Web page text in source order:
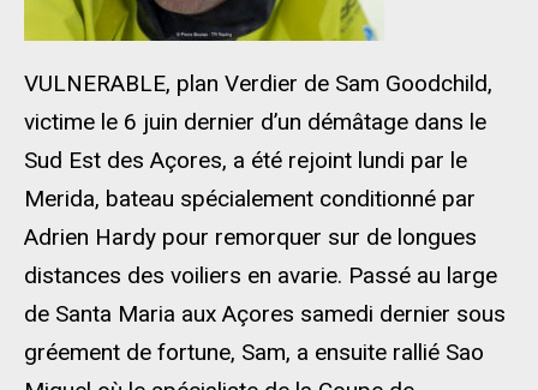
VULNERABLE, plan Verdier de Sam Goodchild,
victime le 6 juin dernier d’un démâtage dans le
Sud Est des Açores, a été rejoint lundi par le
Merida, bateau spécialement conditionné par
Adrien Hardy pour remorquer sur de longues
distances des voiliers en avarie. Passé au large
de Santa Maria aux Açores samedi dernier sous
gréement de fortune, Sam, a ensuite rallié Sao